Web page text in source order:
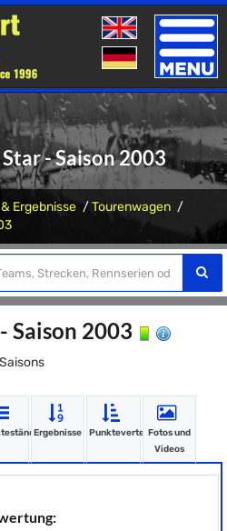
Toggle
- Saison 2003
Ergebnisse
Tourenwagen
Saison 2003
Ergebnisse PunkteverteilungFotos und
Videos